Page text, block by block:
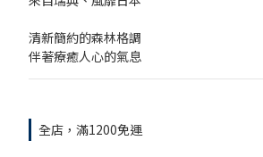
清新簡約的森林格調
伴著療癒人心的氣息
全店，滿1200免運